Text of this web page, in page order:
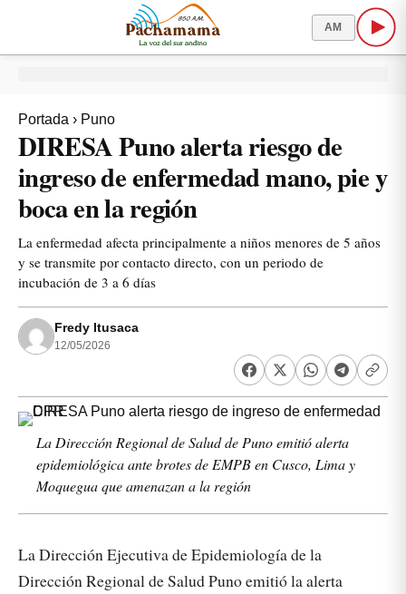
AM
Portada › Puno
DIRESA Puno alerta riesgo de
ingreso de enfermedad mano, pie y
boca en la región
La enfermedad afecta principalmente a niños menores de 5 años
y se transmite por contacto directo, con un periodo de
incubación de 3 a 6 días
Fredy Itusaca
12/05/2026
La Dirección Regional de Salud de Puno emitió alerta
epidemiológica ante brotes de EMPB en Cusco, Lima y
Moquegua que amenazan a la región
La Dirección Ejecutiva de Epidemiología de la
Dirección Regional de Salud Puno emitió la alerta